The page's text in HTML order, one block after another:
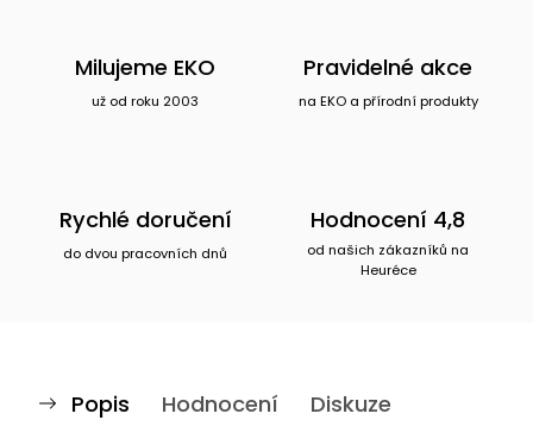
Milujeme EKO
už od roku 2003
Pravidelné akce
na EKO a přírodní produkty
Rychlé doručení
do dvou pracovních dnů
Hodnocení 4,8
od našich zákazníků na
Heuréce
Popis Hodnocení
Diskuze